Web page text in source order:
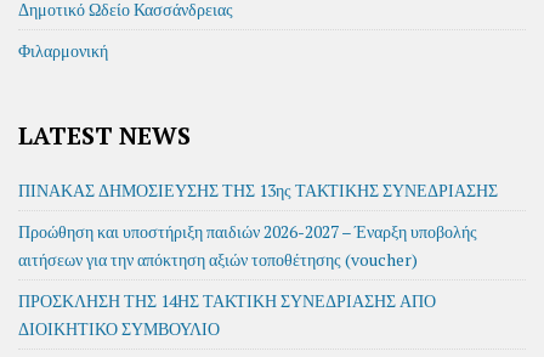
Δημοτικό Ωδείο Κασσάνδρειας
Φιλαρμονική
LATEST NEWS
ΠΙΝΑΚΑΣ ΔΗΜΟΣΙΕΥΣΗΣ ΤΗΣ 13ης ΤΑΚΤΙΚΗΣ ΣΥΝΕΔΡΙΑΣΗΣ
Προώθηση και υποστήριξη παιδιών 2026-2027 – Έναρξη υποβολής
αιτήσεων για την απόκτηση αξιών τοποθέτησης (voucher)
ΠΡΟΣΚΛΗΣΗ ΤΗΣ 14ΗΣ ΤΑΚΤΙΚΗ ΣΥΝΕΔΡΙΑΣΗΣ ΑΠΟ
ΔΙΟΙΚΗΤΙΚΟ ΣΥΜΒΟΥΛΙΟ